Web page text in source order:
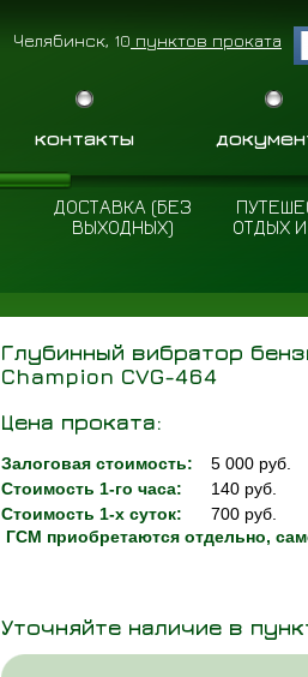
контакты
Челябинск, 10 пунктов проката
ДОСТАВКА (БЕЗ
ВЫХОДНЫХ)
ОТДЫХ
Глубинный вибратор
Champion CVG-464
Цена проката:
Залоговая стоимость:
5 000 руб.
Стоимость 1-го часа:
140 руб.
Стоимость 1-х суток:
700 руб.
ГСМ приобретаются отдельно,
Уточняйте наличие в